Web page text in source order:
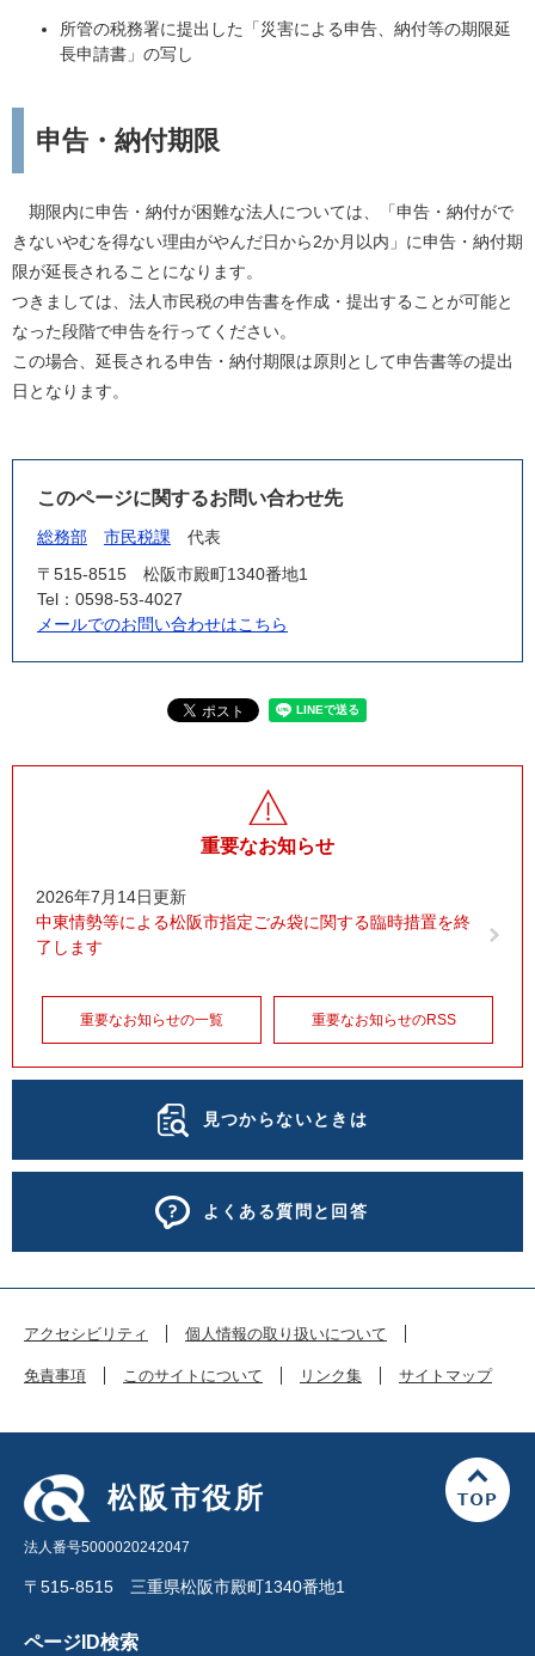
所管の税務署に提出した「災害による申告、納付等の期限延
長申請書」の写し
申告・納付期限
期限内に申告・納付が困難な法人については、「申告・納付がで
きないやむを得ない理由がやんだ日から2か月以内」に申告・納付期
限が延長されることになります。
つきましては、法人市民税の申告書を作成・提出することが可能と
なった段階で申告を行ってください。
この場合、延長される申告・納付期限は原則として申告書等の提出
日となります。
このページに関するお問い合わせ先
総務部 市民税課
代表
〒515-8515
松阪市殿町1340番地1
Tel：0598-53-4027
メールでのお問い合わせはこちら
重要なお知らせ
2026年7月14日更新
中東情勢等による松阪市指定ごみ袋に関する臨時措置を終
了します
重要なお知らせの一覧 重要なお知らせのRSS
見つからないときは
よくある質問と回答
アクセシビリティ 個人情報の取り扱いについて
免責事項 このサイトについて リンク集 サイトマップ
松阪市役所
法人番号5000020242047
〒515-8515 三重県松阪市殿町1340番地1
ページID検索